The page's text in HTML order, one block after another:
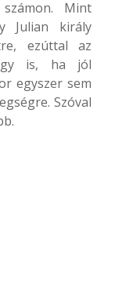
Mint
Julian király
ezúttal az
is, ha jól
egyszer sem
Szóval